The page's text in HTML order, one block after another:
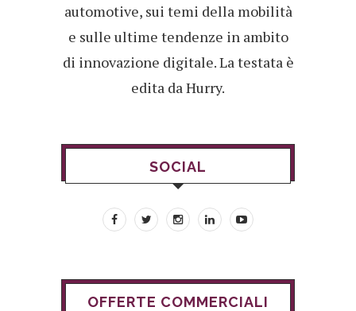
automotive, sui temi della mobilità
e sulle ultime tendenze in ambito
di innovazione digitale. La testata è
edita da Hurry.
SOCIAL
OFFERTE COMMERCIALI